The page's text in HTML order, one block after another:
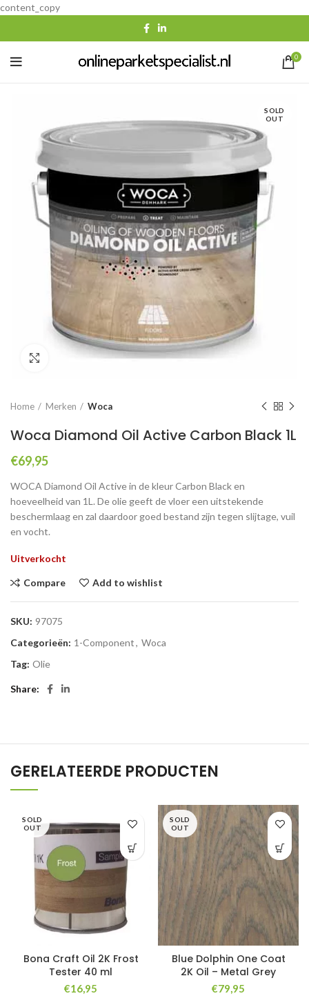
content_copy
0
SOLD
OUT
Click to enlarge
Home Merken Woca
Woca Diamond Oil Active Carbon Black 1L
€69,95
WOCA Diamond Oil Active in de kleur Carbon Black en
hoeveelheid van 1L. De olie geeft de vloer een uitstekende
beschermlaag en zal daardoor goed bestand zijn tegen slijtage, vuil
en vocht.
Uitverkocht
Compare Add to wishlist
SKU: 97075
Categorieën: 1-Component, Woca
Tag: Olie
Share
GERELATEERDE PRODUCTEN
SOLD
OUT
Bona Craft Oil 2K Frost
Tester 40 ml
€16,95
SOLD
OUT
Blue Dolphin One Coat
2K Oil – Metal Grey
€79,95